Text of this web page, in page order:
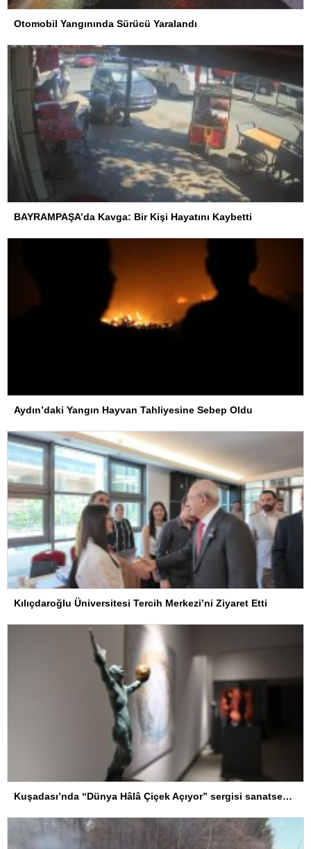
Otomobil Yangınında Sürücü Yaralandı
BAYRAMPAŞA’da Kavga: Bir Kişi Hayatını Kaybetti
Aydın’daki Yangın Hayvan Tahliyesine Sebep Oldu
Kılıçdaroğlu Üniversitesi Tercih Merkezi’ni Ziyaret Etti
Kuşadası’nda “Dünya Hâlâ Çiçek Açıyor” sergisi sanatseverlerle buluşuyor